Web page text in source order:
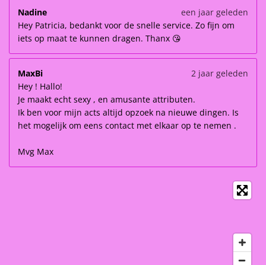
Nadine
een jaar geleden
Hey Patricia, bedankt voor de snelle service. Zo fijn om
iets op maat te kunnen dragen. Thanx 😘
MaxBi
2 jaar geleden
Hey ! Hallo!
Je maakt echt sexy , en amusante attributen.
Ik ben voor mijn acts altijd opzoek na nieuwe dingen. Is
het mogelijk om eens contact met elkaar op te nemen .
Mvg Max